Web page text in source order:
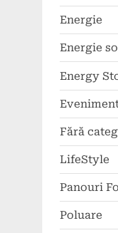
Energie
Energie
Energy
Fără
LifeStyle
Panouri
Poluare